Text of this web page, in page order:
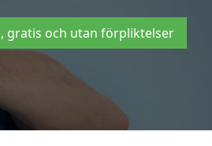
gratis och utan förpliktelser